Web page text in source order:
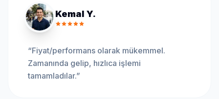
Kemal Y.
“Fiyat/performans olarak mükemmel.
Zamanında gelip, hızlıca işlemi
tamamladılar.”